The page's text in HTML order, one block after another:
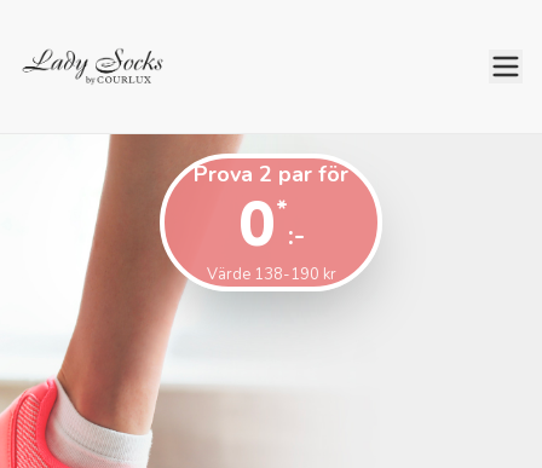
Prova 2 par för
0*
:-
Värde 138-190 kr